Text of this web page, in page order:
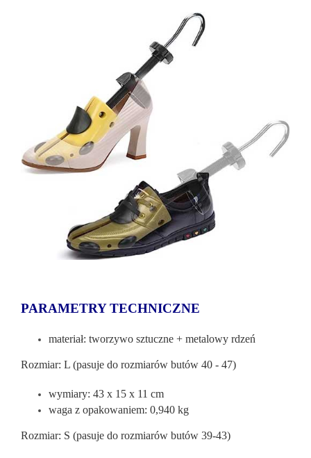
PARAMETRY TECHNICZNE
materiał: tworzywo sztuczne + metalowy rdzeń
Rozmiar: L (pasuje do rozmiarów butów 40 - 47)
wymiary: 43 x 15 x 11 cm
waga z opakowaniem: 0,940 kg
Rozmiar: S (pasuje do rozmiarów butów 39-43)